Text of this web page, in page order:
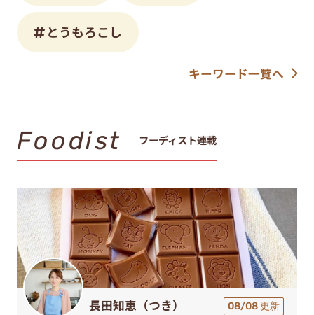
とうもろこし
キーワード一覧へ
Foodist フーディスト連載
長田知恵（つき） 08/08 更新